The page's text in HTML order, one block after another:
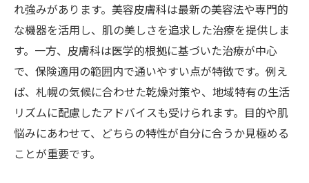
れ強みがあります。美容皮膚科は最新の美容法や専門的
な機器を活用し、肌の美しさを追求した治療を提供しま
す。一方、皮膚科は医学的根拠に基づいた治療が中心
で、保険適用の範囲内で通いやすい点が特徴です。例え
ば、札幌の気候に合わせた乾燥対策や、地域特有の生活
リズムに配慮したアドバイスも受けられます。目的や肌
悩みにあわせて、どちらの特性が自分に合うか見極める
ことが重要です。